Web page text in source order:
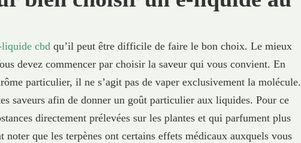
liquide cbd qu’il peut être difficile de faire le bon choix. Le mieux
devez commencer par choisir la saveur qui vous convient. En
particulier, il ne s’agit pas de vaper exclusivement la molécule.
saveurs afin de donner un goût particulier aux liquides. Pour ce
directement prélevées sur les plantes et qui parfument plus
que les terpènes ont certains effets médicaux auxquels vous